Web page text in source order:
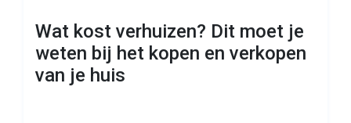
Wat kost verhuizen? Dit moet je
weten bij het kopen en verkopen
van je huis